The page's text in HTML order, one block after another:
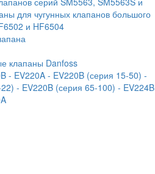
для чугунных клапанов большого
и HF6504
клапаны Danfoss
- EV220A - EV220B (серия 15-50) -
- EV220B (серия 65-100) - EV224B